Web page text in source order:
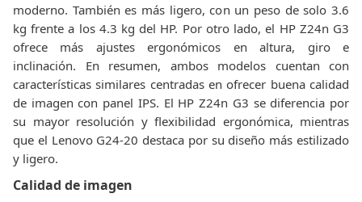
moderno. También es más ligero, con un peso de solo 3.6
kg frente a los 4.3 kg del HP. Por otro lado, el HP Z24n G3
ofrece más ajustes ergonómicos en altura, giro e
inclinación. En resumen, ambos modelos cuentan con
características similares centradas en ofrecer buena calidad
de imagen con panel IPS. El HP Z24n G3 se diferencia por
su mayor resolución y flexibilidad ergonómica, mientras
que el Lenovo G24-20 destaca por su diseño más estilizado
y ligero.
Calidad de imagen